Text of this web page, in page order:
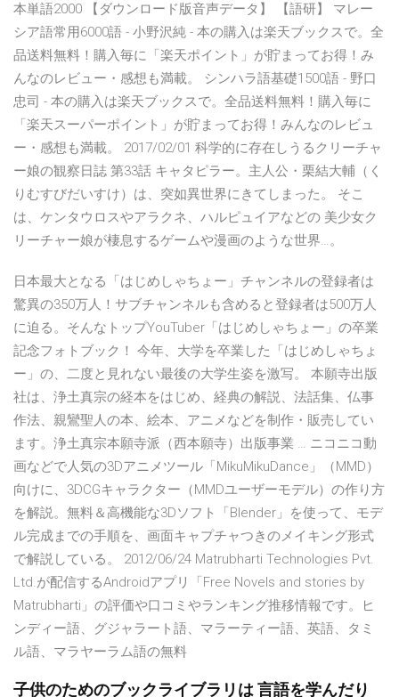
本単語2000 【ダウンロード版音声データ】 【語研】 マレー
シア語常用6000語 - 小野沢純 - 本の購入は楽天ブックスで。全
品送料無料！購入毎に「楽天ポイント」が貯まってお得！み
んなのレビュー・感想も満載。 シンハラ語基礎1500語 - 野口
忠司 - 本の購入は楽天ブックスで。全品送料無料！購入毎に
「楽天スーパーポイント」が貯まってお得！みんなのレビュ
ー・感想も満載。 2017/02/01 科学的に存在しうるクリーチャ
ー娘の観察日誌 第33話 キャタピラー。主人公・栗結大輔（く
りむすびだいすけ）は、突如異世界にきてしまった。 そこ
は、ケンタウロスやアラクネ、ハルピュイアなどの 美少女ク
リーチャー娘が棲息するゲームや漫画のような世界…。
日本最大となる「はじめしゃちょー」チャンネルの登録者は
驚異の350万人！サブチャンネルも含めると登録者は500万人
に迫る。そんなトップYouTuber「はじめしゃちょー」の卒業
記念フォトブック！ 今年、大学を卒業した「はじめしゃちょ
ー」の、二度と見れない最後の大学生姿を激写。 本願寺出版
社は、浄土真宗の経本をはじめ、経典の解説、法話集、仏事
作法、親鸞聖人の本、絵本、アニメなどを制作・販売してい
ます。浄土真宗本願寺派（西本願寺）出版事業 … ニコニコ動
画などで人気の3Dアニメツール「MikuMikuDance」（MMD）
向けに、3DCGキャラクター（MMDユーザーモデル）の作り方
を解説。無料＆高機能な3Dソフト「Blender」を使って、モデ
ル完成までの手順を、画面キャプチャつきのメイキング形式
で解説している。 2012/06/24 Matrubharti Technologies Pvt.
Ltd.が配信するAndroidアプリ「Free Novels and stories by
Matrubharti」の評価や口コミやランキング推移情報です。ヒ
ンディー語、グジャラート語、マラーティー語、英語、タミ
ル語、マラヤーラム語の無料
子供のためのブックライブラリは 言語を学んだり